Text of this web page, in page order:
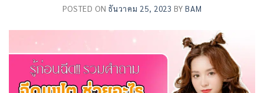
POSTED ONธันวาคม 25, 2023 BYBAM